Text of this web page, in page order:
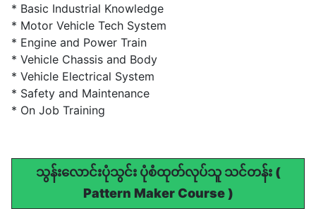
* Basic Industrial Knowledge
* Motor Vehicle Tech System
* Engine and Power Train
* Vehicle Chassis and Body
* Vehicle Electrical System
* Safety and Maintenance
* On Job Training
သွန်းလောင်းပုံသွင်း ပုံစံထုတ်လုပ်သူ သင်တန်း (
Pattern Maker Course )